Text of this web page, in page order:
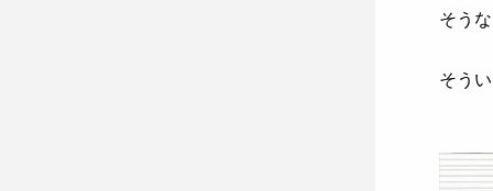
そう
そう